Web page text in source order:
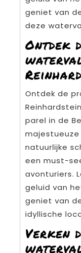
geniet van
deze
Ontdek
Ontdek de
parel in de
natuurlijke
een must-
avonturiers.
geluid van
geniet van
idyllische
Verken